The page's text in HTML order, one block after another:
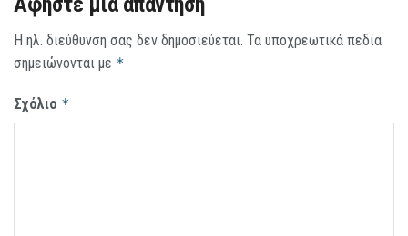
Η ηλ. διεύθυνση σας δεν δημοσιεύεται. Τα υποχρεωτικά πεδία
σημειώνονται με *
Σχόλιο *